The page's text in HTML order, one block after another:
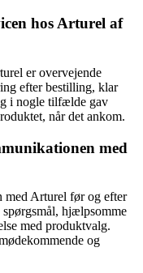
hos Arturel af
er overvejende
efter bestilling, klar
i nogle tilfælde gav
når det ankom.
med
Arturel før og efter
hjælpsomme
med produktvalg.
og